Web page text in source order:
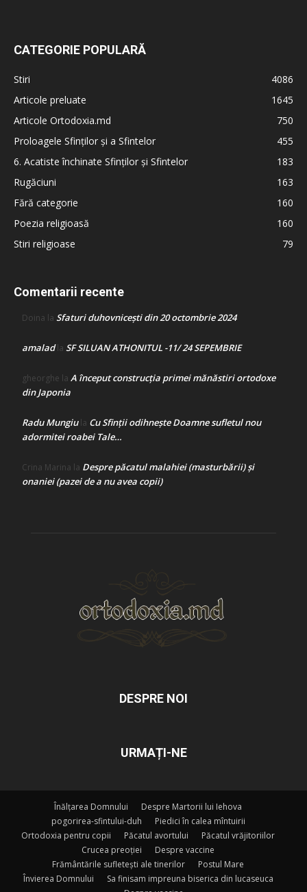
CATEGORIE POPULARĂ
Stiri
4086
Articole preluate
1645
Articole Ortodoxia.md
750
Proloagele Sfinților și a Sfintelor
455
6. Acatiste închinate Sfinților și Sfintelor
183
Rugăciuni
163
Fără categorie
160
Poezia religioasă
160
Stiri religioase
79
Comentarii recente
Doina la Sfaturi duhovnicești din 20 octombrie 2024
amaladla SF SILUAN ATHONITUL -11/ 24 SEPEMBRIE
gheorghe la A început construcţia primei mănăstiri ortodoxe
din Japonia
Radu Mungiula Cu Sfinții odihnește Doamne sufletul nou
adormitei roabei Tale…
Crina Marina la Despre păcatul malahiei (masturbării) şi
onaniei (pazei de a nu avea copii)
DESPRE NOI
URMAȚI-NE
Înălțarea Domnului
Despre Martorii lui Iehova
pogorirea-sfintului-duh
Piedici în calea mîntuirii
Ortodoxia pentru copii
Păcatul avortului
Păcatul vrăjitoriilor
Crucea preoției
Despre vaccine
Frământările sufletești ale tinerilor
Postul Mare
Învierea Domnului
Sa finisam impreuna biserica din lucaseuca